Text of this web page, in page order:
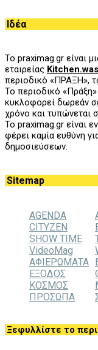
Ιδέα
Το praximag.gr είναι
εταιρείας Kitchen.was
περιοδικό «ΠΡΑΞΗ»,
Το περιοδικό
κυκλοφορεί δωρεάν
χρόνο και τυπώνεται
Το praximag.gr είναι
φέρει καμία ευθύνη
δημοσιεύσεων.
Sitemap
AGENDA
CITYZEN
SHOW TIME
VideoMag
ΑΦΙΕΡΩΜΑΤΑ
ΕΞΟΔΟΣ
ΚΟΣΜΟΣ
ΠΡΟΣΩΠΑ
Ξεφυλλίστε το